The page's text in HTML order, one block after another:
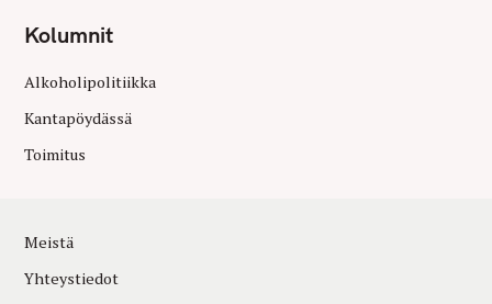
Kolumnit
Alkoholipolitiikka
Kantapöydässä
Toimitus
Meistä
Yhteystiedot